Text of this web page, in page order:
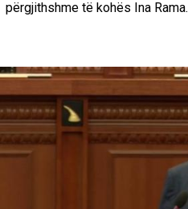
përgjithshme të kohës Ina Rama.